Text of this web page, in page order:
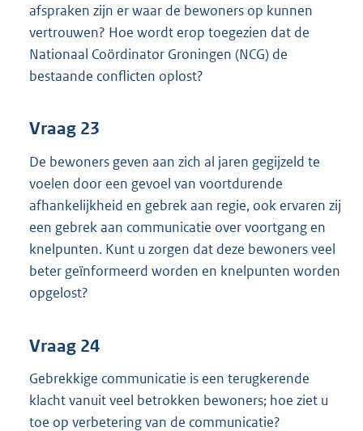
afspraken zijn er waar de bewoners op kunnen
vertrouwen? Hoe wordt erop toegezien dat de
Nationaal Coördinator Groningen (NCG) de
bestaande conflicten oplost?
Vraag 23
De bewoners geven aan zich al jaren gegijzeld te
voelen door een gevoel van voortdurende
afhankelijkheid en gebrek aan regie, ook ervaren zij
een gebrek aan communicatie over voortgang en
knelpunten. Kunt u zorgen dat deze bewoners veel
beter geïnformeerd worden en knelpunten worden
opgelost?
Vraag 24
Gebrekkige communicatie is een terugkerende
klacht vanuit veel betrokken bewoners; hoe ziet u
toe op verbetering van de communicatie?